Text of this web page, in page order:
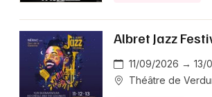
Albret Jazz
11/09/2026 → 13/
Théâtre de